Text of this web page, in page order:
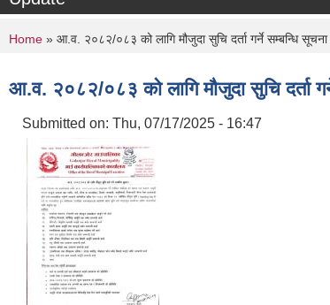
You are here
Home » आ.व. २०८२/०८३ को लागि मौजुदा सुचि दर्ता गर्ने सम्बन्धि
आ.व. २०८२/०८३ को लागि मौजुदा सुचि दर्ता
Submitted on: Thu, 07/17/2025 - 16:47